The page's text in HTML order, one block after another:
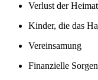
Verlust der
Kinder, die das
Vereinsamung
Finanzielle Sorgen